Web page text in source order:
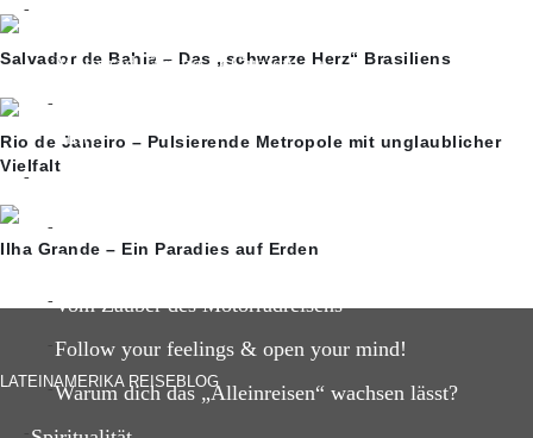
Motorrad Tuning in Guatemala
fällt?
Reise
Vom Zauber des Motorradreisens
Follow your feelings & open your mind!
Warum dich das „Alleinreisen“ wachsen lässt?
Salvador de Bahia – Das „schwarze Herz“ Brasiliens
Rio de Janeiro – Pulsierende Metropole mit unglaublicher
Vielfalt
Ilha Grande – Ein Paradies auf Erden
LATEINAMERIKA REISEBLOG